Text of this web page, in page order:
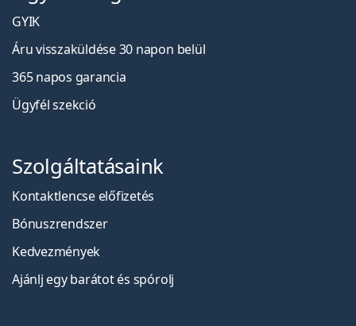
GYIK
Áru visszaküldése 30 napon belül
365 napos garancia
Ügyfél szekció
Szolgáltatásaink
Kontaktlencse előfizetés
Bónuszrendszer
Kedvezmények
Ajánlj egy barátot és spórolj